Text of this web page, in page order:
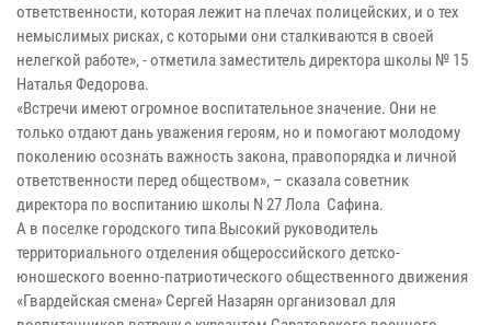
ответственности, которая лежит на плечах полицейских, и о тех
немыслимых рисках, с которыми они сталкиваются в своей
нелегкой работе», - отметила заместитель директора школы № 15
Наталья Федорова.
«Встречи имеют огромное воспитательное значение. Они не
только отдают дань уважения героям, но и помогают молодому
поколению осознать важность закона, правопорядка и личной
ответственности перед обществом», – сказала советник
директора по воспитанию школы N 27 Лола Сафина.
А в поселке городского типа Высокий руководитель
территориального отделения общероссийского детско-
юношеского военно-патриотического общественного движения
«Гвардейская смена» Сергей Назарян организовал для